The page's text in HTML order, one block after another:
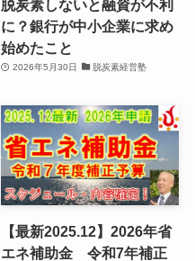
脱炭素しないと融資が不利
に？銀行が中小企業に求め
始めたこと
2026年5月30日 脱炭素経営塾
【最新2025.12】2026年省
エネ補助金 令和7年補正